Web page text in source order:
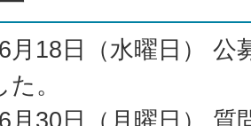
月18日（水曜日）
。